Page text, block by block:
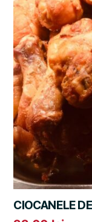
CIOCANELE